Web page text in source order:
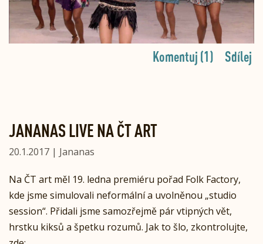
Sdílej
Komentuj (1)
JANANAS LIVE NA ČT ART
20.1.2017 | Jananas
Na ČT art měl 19. ledna premiéru pořad Folk Factory,
kde jsme simulovali neformální a uvolněnou „studio
session“. Přidali jsme samozřejmě pár vtipných vět,
hrstku kiksů a špetku rozumů. Jak to šlo, zkontrolujte,